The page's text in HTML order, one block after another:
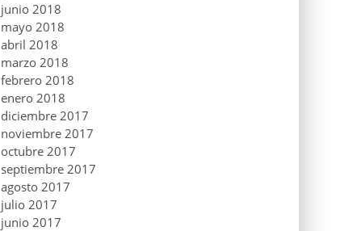
junio 2018
mayo 2018
abril 2018
marzo 2018
febrero 2018
enero 2018
diciembre 2017
noviembre 2017
octubre 2017
septiembre 2017
agosto 2017
julio 2017
junio 2017